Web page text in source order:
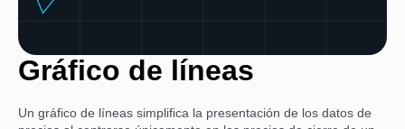
Gráfico de líneas
Un gráfico de líneas simplifica la presentación de los datos de